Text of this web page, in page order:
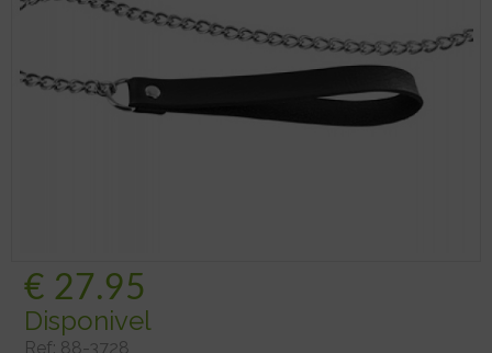
€ 27.95
Disponivel
Ref: 88-3728